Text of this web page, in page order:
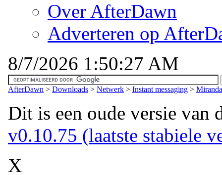
Over AfterDawn
Adverteren op
8/7/2026 1:50:27 AM
AfterDawn > Downloads > Netwerk > Instant messaging >
Dit is een oude versie van
v0.10.75 (laatste stabiele
X